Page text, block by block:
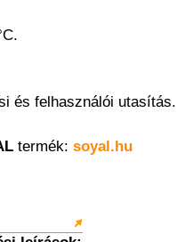
és felhasználói utasítás.
termék: soyal.hu